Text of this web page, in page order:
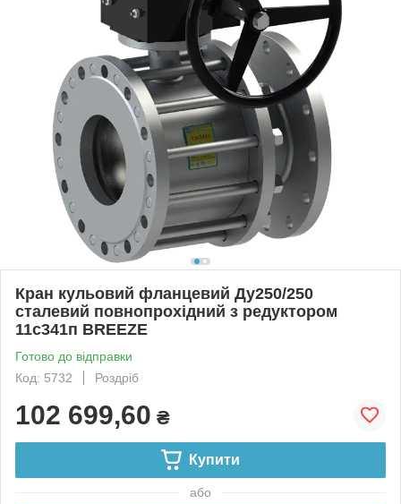
Кран кульовий фланцевий Ду250/250
сталевий повнопрохідний з редуктором
11с341п BREEZE
Готово до відправки
Код: 5732
Роздріб
102 699,60 ₴
Купити
або